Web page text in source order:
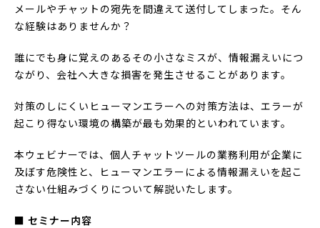
メールやチャットの宛先を間違えて送付してしまった。そん
な経験はありませんか？
誰にでも身に覚えのあるその小さなミスが、情報漏えいにつ
ながり、会社へ大きな損害を発生させることがあります。
対策のしにくいヒューマンエラーへの対策方法は、エラーが
起こり得ない環境の構築が最も効果的といわれています。
本ウェビナーでは、個人チャットツールの業務利用が企業に
及ぼす危険性と、ヒューマンエラーによる情報漏えいを起こ
さない仕組みづくりについて解説いたします。
■ セミナー内容